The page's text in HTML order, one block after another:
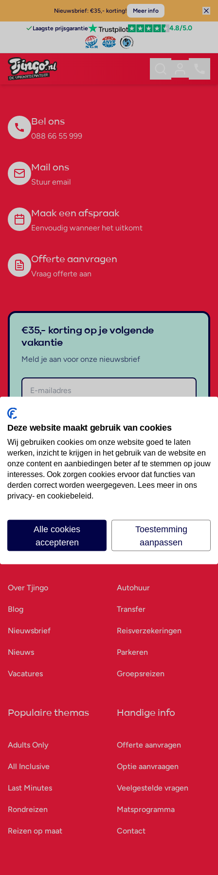
Nieuwsbrief: €35,- korting! Meer info
Laagste prijsgarantie 4.8/5.0
Bel ons
088 66 55 999
Mail ons
Stuur email
Maak een afspraak
Eenvoudig wanneer het uitkomt
Offerte aanvragen
Vraag offerte aan
€35,- korting op je volgende
vakantie
Meld je aan voor onze nieuwsbrief
Volg ons op social media
Over Tjingo
Blog
Nieuwsbrief
Nieuws
Vacatures
Autohuur
Transfer
Reisverzekeringen
Parkeren
Groepsreizen
Populaire themas
Adults Only
All Inclusive
Last Minutes
Rondreizen
Reizen op maat
Handige info
Offerte aanvragen
Optie aanvraagen
Veelgestelde vragen
Matsprogramma
Contact
Deze website maakt gebruik van cookies
Wij gebruiken cookies om onze website goed te laten
werken, inzicht te krijgen in het gebruik van de website en
onze content en aanbiedingen beter af te stemmen op jouw
interesses. Ook zorgen cookies ervoor dat functies van
derden correct worden weergegeven. Lees meer in ons
privacy- en cookiebeleid.
Alle cookies
accepteren
Toestemming
aanpassen